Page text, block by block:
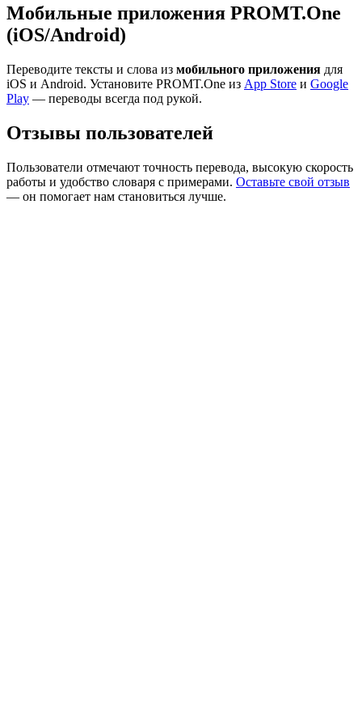
Мобильные приложения PROMT.One
(iOS/Android)
Переводите тексты и слова из мобильного приложения для
iOS и Android. Установите PROMT.One из App Store и Google
Play — переводы всегда под рукой.
Отзывы пользователей
Пользователи отмечают точность перевода, высокую скорость
работы и удобство словаря с примерами. Оставьте свой отзыв
— он помогает нам становиться лучше.